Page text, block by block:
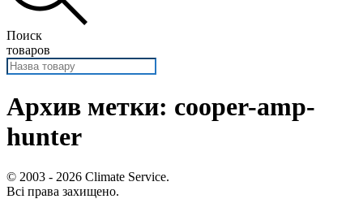
Поиск
товаров
Архив метки: cooper-amp-
hunter
© 2003 - 2026 Climate Service.
Всі права захищено.